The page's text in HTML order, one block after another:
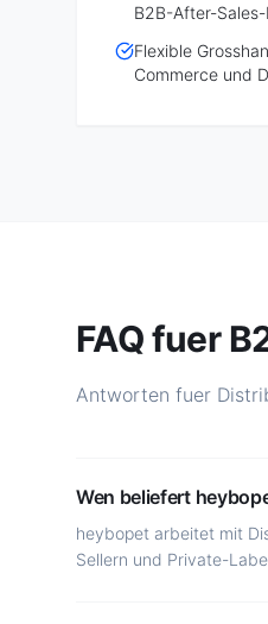
B2B-After-
Flexible
Commerce und
FAQ fuer
Antworten fuer
Wen beliefert
heybopet arbeitet mit
Sellern und Private-